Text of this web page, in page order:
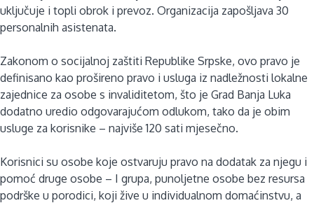
uključuje i topli obrok i prevoz. Organizacija zapošljava 30
personalnih asistenata.
Zakonom o socijalnoj zaštiti Republike Srpske, ovo pravo je
definisano kao prošireno pravo i usluga iz nadležnosti lokalne
zajednice za osobe s invaliditetom, što je Grad Banja Luka
dodatno uredio odgovarajućom odlukom, tako da je obim
usluge za korisnike – najviše 120 sati mjesečno.
Korisnici su osobe koje ostvaruju pravo na dodatak za njegu i
pomoć druge osobe – I grupa, punoljetne osobe bez resursa
podrške u porodici, koji žive u individualnom domaćinstvu, a